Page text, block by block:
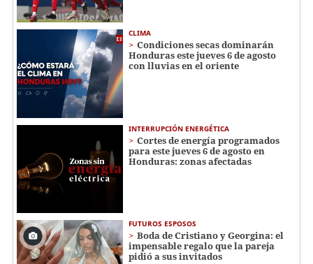
CLIMA
Condiciones secas dominarán
Honduras este jueves 6 de agosto
con lluvias en el oriente
INTERRUPCIÓN ENERGÉTICA
Cortes de energía programados
para este jueves 6 de agosto en
Honduras: zonas afectadas
FUTUROS ESPOSOS
Boda de Cristiano y Georgina: el
impensable regalo que la pareja
pidió a sus invitados